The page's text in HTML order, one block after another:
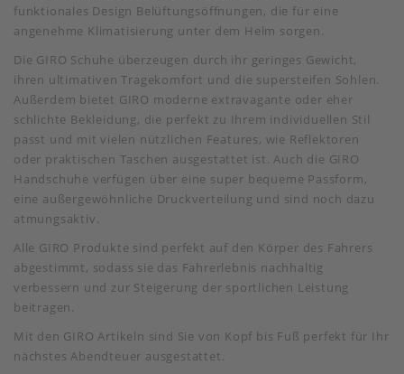
funktionales Design Belüftungsöffnungen, die für eine
angenehme Klimatisierung unter dem Helm sorgen.
Die GIRO Schuhe überzeugen durch ihr geringes Gewicht,
ihren ultimativen Tragekomfort und die supersteifen Sohlen.
Außerdem bietet GIRO moderne extravagante oder eher
schlichte Bekleidung, die perfekt zu Ihrem individuellen Stil
passt und mit vielen nützlichen Features, wie Reflektoren
oder praktischen Taschen ausgestattet ist. Auch die GIRO
Handschuhe verfügen über eine super bequeme Passform,
eine außergewöhnliche Druckverteilung und sind noch dazu
atmungsaktiv.
Alle GIRO Produkte sind perfekt auf den Körper des Fahrers
abgestimmt, sodass sie das Fahrerlebnis nachhaltig
verbessern und zur Steigerung der sportlichen Leistung
beitragen.
Mit den GIRO Artikeln sind Sie von Kopf bis Fuß perfekt für Ihr
nächstes Abendteuer ausgestattet.